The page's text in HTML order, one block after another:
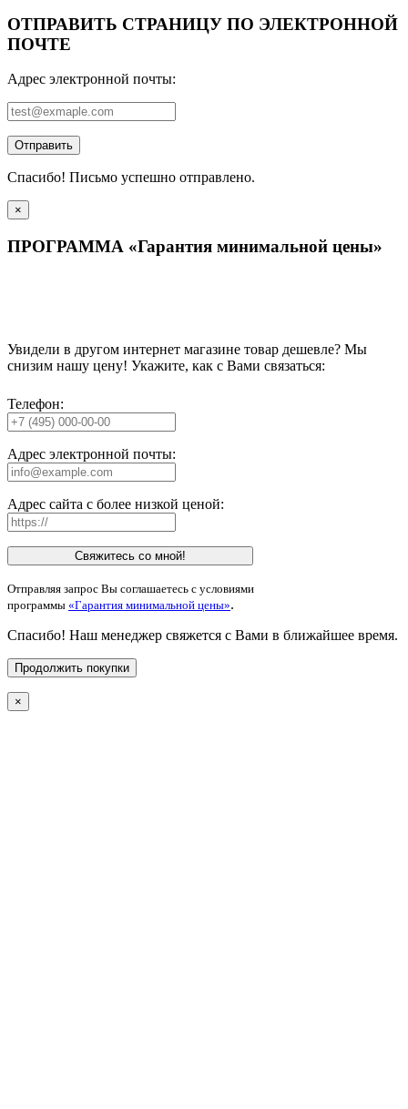
ОТПРАВИТЬ СТРАНИЦУ ПО ЭЛЕКТРОННОЙ
ПОЧТЕ
Адрес электронной почты:
Отправить
Спасибо! Письмо успешно отправлено.
×
ПРОГРАММА «Гарантия минимальной цены»
Увидели в другом интернет магазине товар дешевле? Мы
снизим нашу цену! Укажите, как с Вами связаться:
Телефон:
Адрес электронной почты:
Адрес сайта с более низкой ценой:
Свяжитесь со мной!
Отправляя запрос Вы соглашаетесь с условиями
программы «Гарантия минимальной цены».
Спасибо! Наш менеджер свяжется с Вами в ближайшее время.
Продолжить покупки
×